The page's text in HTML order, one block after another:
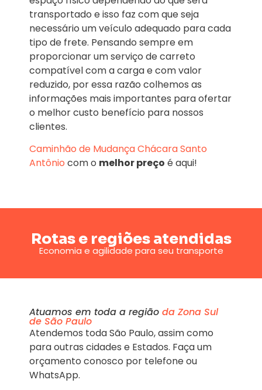
transportado e isso faz com que seja
necessário um veículo adequado para cada
tipo de frete. Pensando sempre em
proporcionar um serviço de carreto
compatível com a carga e com valor
reduzido, por essa razão colhemos as
informações mais importantes para ofertar
o melhor custo benefício para nossos
clientes.
Caminhão de MudançaChácara Santo
Antônio com o melhor preço é aqui!
Rotas e regiões atendidas
Economia e agilidade para seu transporte
Atuamos em toda a região da Zona Sul
de São Paulo
Atendemos toda São Paulo, assim como
para outras cidades e Estados. Faça um
orçamento conosco por telefone ou
WhatsApp.